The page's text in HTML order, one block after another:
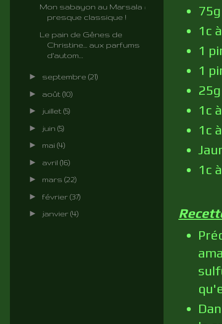
1c
1
1
1c
1c
1c
Mon sabayon au Marsala :
presque classique !
Le pain de Gênes de
Christine… aux parfums
d'autom...
► septembre (21)
► août (10)
► juillet (5)
► juin (5)
► mai (4)
► avril (16)
► mars (22)
► février (37)
► janvier (4)